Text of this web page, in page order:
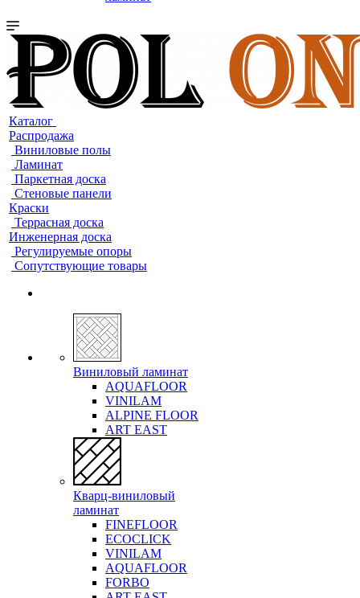
Каталог
Распродажа
Виниловые полы
Ламинат
Паркетная доска
Стеновые панели
Краски
Террасная доска
Инженерная доска
Регулируемые опоры
Сопутствующие товары
Виниловый ламинат
AQUAFLOOR
VINILAM
ALPINE FLOOR
ART EAST
Кварц-виниловый
ламинат
FINEFLOOR
ECOCLICK
VINILAM
AQUAFLOOR
FORBO